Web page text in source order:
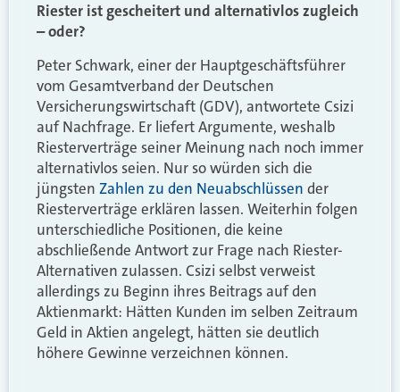
Riester ist gescheitert und alternativlos zugleich
– oder?
Peter Schwark, einer der Hauptgeschäftsführer
vom Gesamtverband der Deutschen
Versicherungswirtschaft (GDV), antwortete Csizi
auf Nachfrage. Er liefert Argumente, weshalb
Riesterverträge seiner Meinung nach noch immer
alternativlos seien. Nur so würden sich die
jüngsten Zahlen zu den Neuabschlüssen der
Riesterverträge erklären lassen. Weiterhin folgen
unterschiedliche Positionen, die keine
abschließende Antwort zur Frage nach Riester-
Alternativen zulassen. Csizi selbst verweist
allerdings zu Beginn ihres Beitrags auf den
Aktienmarkt: Hätten Kunden im selben Zeitraum
Geld in Aktien angelegt, hätten sie deutlich
höhere Gewinne verzeichnen können.